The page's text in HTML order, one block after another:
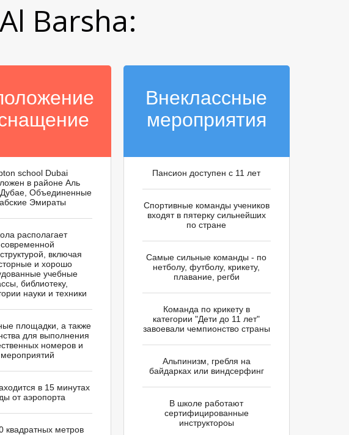
Barsha:
school Dubai
в районе Аль
Объединенные
Эмираты
располагает
современной
включая
и хорошо
учебные
библиотеку,
науки и техники
площадки, а также
для выполнения
номеров и
мероприятий
в 15 минутах
от аэропорта
квадратных метров
Внеклассные
мероприятия
Пансион доступен с 11 лет
Спортивные команды учеников
входят в пятерку сильнейших
по стране
Самые сильные команды - по
нетболу, футболу, крикету,
плавание, регби
Команда по крикету в
категории "Дети до 11 лет"
завоевали чемпионство страны
Альпинизм, гребля на
байдарках или виндсерфинг
В школе работают
сертифицированные
инструктороы